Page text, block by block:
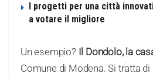
I progetti per una città
a votare il migliore
Un esempio? Il Dondolo, la
Comune di Modena. Si tratta